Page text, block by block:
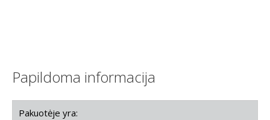
Papildoma informacija
Pakuotėje yra: